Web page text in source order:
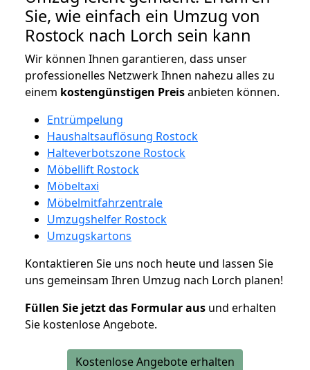
Sie, wie einfach ein Umzug von
Rostock nach Lorch sein kann
Wir können Ihnen garantieren, dass unser
professionelles Netzwerk Ihnen nahezu alles zu
einem kostengünstigen Preisanbieten können.
Entrümpelung
Haushaltsauflösung Rostock
Halteverbotszone Rostock
Möbellift Rostock
Möbeltaxi
Möbelmitfahrzentrale
Umzugshelfer Rostock
Umzugskartons
Kontaktieren Sie uns noch heute und lassen Sie
uns gemeinsam Ihren Umzug nach Lorch planen!
Füllen Sie jetzt das Formular aus und erhalten
Sie kostenlose Angebote.
Kostenlose Angebote erhalten